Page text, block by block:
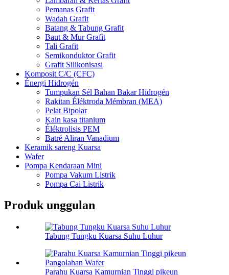
Pemanas Grafit
Wadah Grafit
Batang & Tabung Grafit
Baut & Mur Grafit
Tali Grafit
Semikonduktor Grafit
Grafit Silikonisasi
Komposit C/C (CFC)
Énergi Hidrogén
Tumpukan Sél Bahan Bakar Hidrogén
Rakitan Éléktroda Mémbran (MEA)
Pelat Bipolar
Kain kasa titanium
Éléktrolisis PEM
Batré Aliran Vanadium
Keramik sareng Kuarsa
Wafer
Pompa Kendaraan Mini
Pompa Vakum Listrik
Pompa Cai Listrik
Produk unggulan
Tabung Tungku Kuarsa Suhu Luhur
Parahu Kuarsa Kamurnian Tinggi pikeun